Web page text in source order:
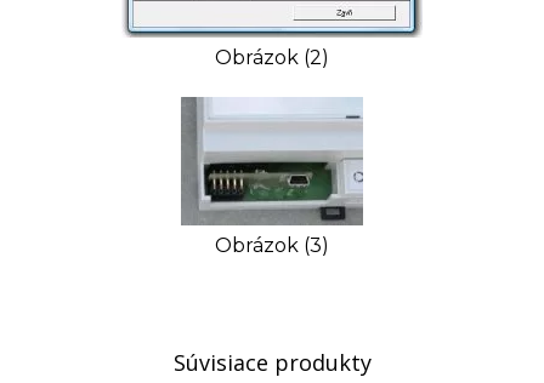
Obrázok (2)
Obrázok (3)
Súvisiace produkty